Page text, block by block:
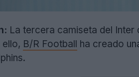
La tercera camiseta del Inter
ello, B/R Football ha creado